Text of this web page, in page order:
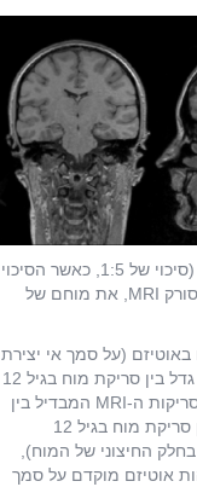
בארצות הברית, על 109 תינוקות הנמצאים בסיכון גבוה ללקות באוטיזם, משום שאחיהם אובחנו באוטיזם (סיכוי של 1:5, כאשר הסיכוי
באוכלוסיה הוא 1:100 בקירוב) ובמקביל, על 42 תינוקות ללא רקע משפחתי של אוטיזם. הם בדקו, בעזרת סורק MRI, את מוחם של
באוטיזם (על סמך אי יצירת
קשר עין, עיכוב ביכולת הדיבור ועיכוב בתחומים התפתחותיים אחרים) וממצאי המחקר הראו שנפח מוחם גדל בין סריקת מוח בגיל 12
חודשים לבין סריקת מוח בגיל 24 חודשים, בצורה מהירה יחסית לילדים שלא לקו באוטיזם. ממצא נוסף בסריקות ה-MRI המבדיל בין
התינוקות שאובחנו עם אוטיזם בגיל שנתיים לכאלו שלא אובחנו, נמצא בין סריקת מוח בגיל 6 חודשים לבין סריקת מוח בגיל 12
החיצוני של המוח),
אוטיזם מוקדם על סמך